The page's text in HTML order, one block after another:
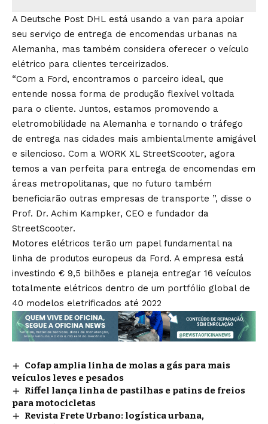
A Deutsche Post DHL está usando a van para apoiar
seu serviço de entrega de encomendas urbanas na
Alemanha, mas também considera oferecer o veículo
elétrico para clientes terceirizados.
“Com a Ford, encontramos o parceiro ideal, que
entende nossa forma de produção flexível voltada
para o cliente. Juntos, estamos promovendo a
eletromobilidade na Alemanha e tornando o tráfego
de entrega nas cidades mais ambientalmente amigável
e silencioso. Com a WORK XL StreetScooter, agora
temos a van perfeita para entrega de encomendas em
áreas metropolitanas, que no futuro também
beneficiarão outras empresas de transporte ”, disse o
Prof. Dr. Achim Kampker, CEO e fundador da
StreetScooter.
Motores elétricos terão um papel fundamental na
linha de produtos europeus da Ford. A empresa está
investindo € 9,5 bilhões e planeja entregar 16 veículos
totalmente elétricos dentro de um portfólio global de
40 modelos eletrificados até 2022
Cofap amplia linha de molas a gás para mais
veículos leves e pesados
Riffel lança linha de pastilhas e patins de freios
para motocicletas
Revista Frete Urbano: logística urbana,